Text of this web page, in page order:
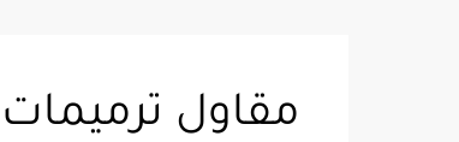
مقاول ترميمات مكة ت: 0552358087